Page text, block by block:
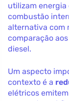
utilizam
combustão
alternativa com
comparação
diesel.
Um aspecto
contexto é a
elétricos